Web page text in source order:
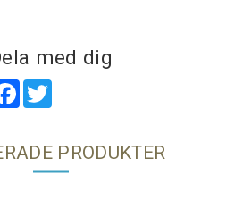
med dig
Facebook
PRODUKTER